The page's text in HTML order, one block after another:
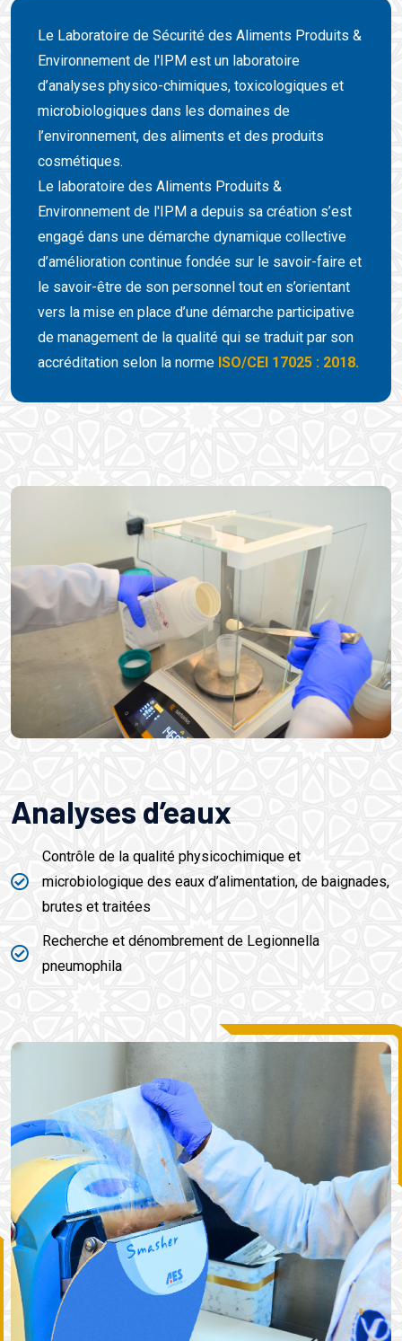
Le Laboratoire de Sécurité des Aliments Produits &
Environnement de l'IPM est un laboratoire
d’analyses physico-chimiques, toxicologiques et
microbiologiques dans les domaines de
l’environnement, des aliments et des produits
cosmétiques.
Le laboratoire des Aliments Produits &
Environnement de l'IPM a depuis sa création s’est
engagé dans une démarche dynamique collective
d’amélioration continue fondée sur le savoir-faire et
le savoir-être de son personnel tout en s’orientant
vers la mise en place d’une démarche participative
de management de la qualité qui se traduit par son
accréditation selon la norme ISO/CEI 17025 : 2018.
Analyses d’eaux
Contrôle de la qualité physicochimique et
microbiologique des eaux d’alimentation, de baignades,
brutes et traitées
Recherche et dénombrement de Legionnella
pneumophila